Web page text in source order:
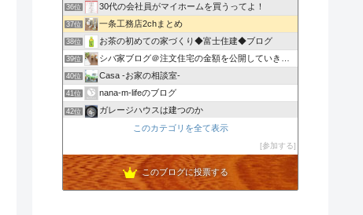
36位 30代の会社員がマイホームを買うってよ！
37位 一条工務店2chまとめ
38位 お茶の初めての家づくり◆富士住建◆ブログ
39位 シバ家ブログ＠注文住宅の金額を公開していきます
40位 Casa -お家の相談室-
41位 nana-m-lifeのブログ
42位 ガレージハウスは建つのか
宮城県仙台市のBORDERLESS株式会社です。
1000万円で家建てました(^^)風水好き節約主婦のローコ…
このカテゴリを全て表示
参加する
このブログに投票する